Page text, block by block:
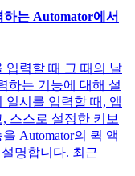
는 Automator에서
입력할 때 그 때의 날
하는 기능에 대해 설
일시를 입력할 때, 앱
스스로 설정한 키보
Automator의 퀵 액
명합니다. 최근